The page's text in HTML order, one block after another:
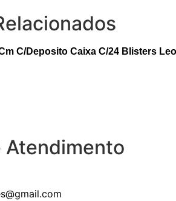
C/Deposito Caixa C/24 Blisters
Atendimento